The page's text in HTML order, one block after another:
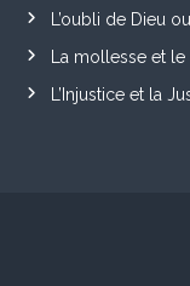
L’oubli de Dieu
La mollesse et
L’Injustice et la